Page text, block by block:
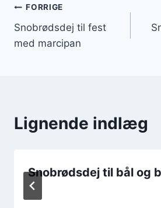
Indlægsnavigation
FORRIGE
Snobrødsdej til fest
med marcipan
Lignende indlæg
Snobrødsdej til bål og